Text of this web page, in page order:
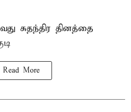
சுதந்திர தினத்தை
Read More